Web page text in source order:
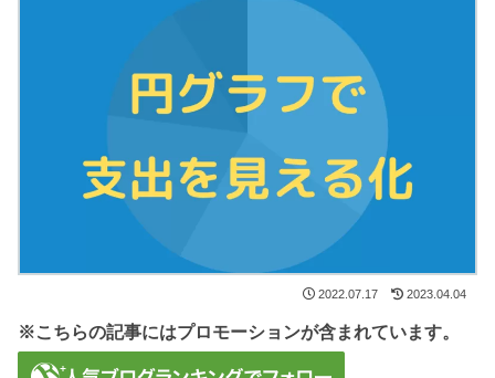
2022.07.17 2023.04.04
※こちらの記事にはプロモーションが含まれています。